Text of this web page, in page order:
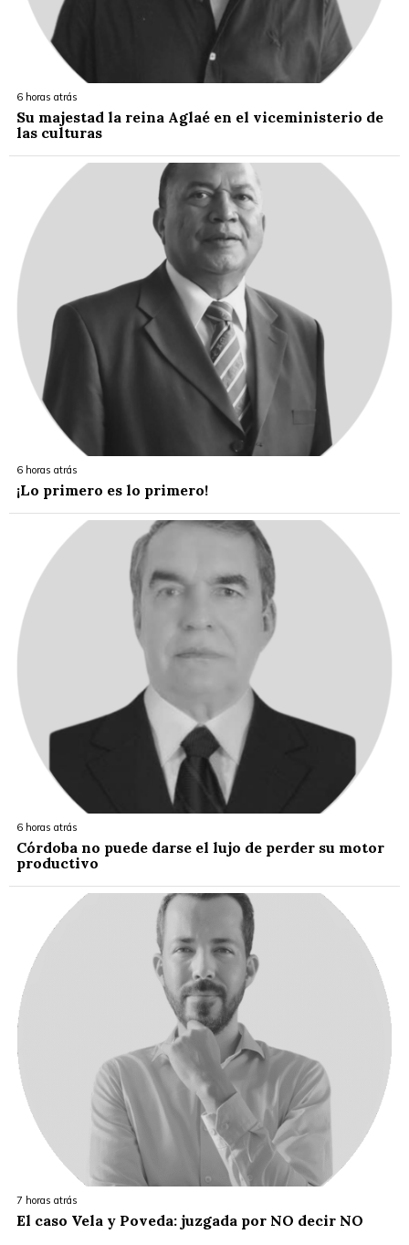
6 horas atrás
Su majestad la reina Aglaé en el viceministerio de
las culturas
6 horas atrás
¡Lo primero es lo primero!
6 horas atrás
Córdoba no puede darse el lujo de perder su motor
productivo
7 horas atrás
El caso Vela y Poveda: juzgada por NO decir NO